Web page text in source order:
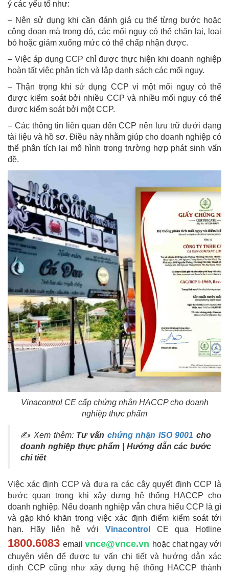
ý các yếu tố như:
– Nên sử dụng khi cần đánh giá cụ thể từng bước hoặc
công đoạn mà trong đó, các mối nguy có thể chặn lại, loại
bỏ hoặc giảm xuống mức có thể chấp nhận được.
– Việc áp dụng CCP chỉ được thực hiện khi doanh nghiệp
hoàn tất việc phân tích và lập danh sách các mối nguy.
– Thận trọng khi sử dụng CCP vì một mối nguy có thể
được kiểm soát bởi nhiều CCP và nhiều mối nguy có thể
được kiểm soát bởi một CCP.
– Các thông tin liên quan đến CCP nên lưu trữ dưới dạng
tài liệu và hồ sơ. Điều này nhằm giúp cho doanh nghiệp có
thể phân tích lại mô hình trong trường hợp phát sinh vấn
đề.
Vinacontrol CE cấp chứng nhận HACCP cho doanh
nghiệp thực phẩm
✍ Xem thêm: Tư vấn chứng nhận ISO 9001cho
doanh nghiệp thực phẩm | Hướng dẫn các bước
chi tiết
Việc xác định CCP và đưa ra các cây quyết định CCP là
bước quan trọng khi xây dựng hệ thống HACCP cho
doanh nghiệp. Nếu doanh nghiệp vẫn chưa hiểu CCP là gì
và gặp khó khăn trong việc xác định điểm kiểm soát tới
hạn. Hãy liên hệ với Vinacontrol CE qua Hotline
1800.6083emailvnce@vnce.vn hoặc chat ngay với
chuyên viên để được tư vấn chi tiết và hướng dẫn xác
định CCP cũng như xây dựng hệ thống HACCP thành